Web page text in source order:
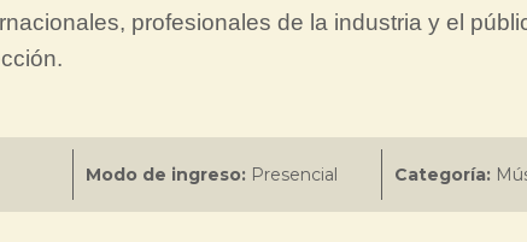
profesionales de la industria y el
Modo de ingreso: Presencial Categoría: